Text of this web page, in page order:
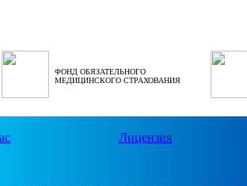
ФОНД ОБЯЗАТЕЛЬНОГО
МЕДИЦИНСКОГО СТРАХОВАНИЯ
Лицензия